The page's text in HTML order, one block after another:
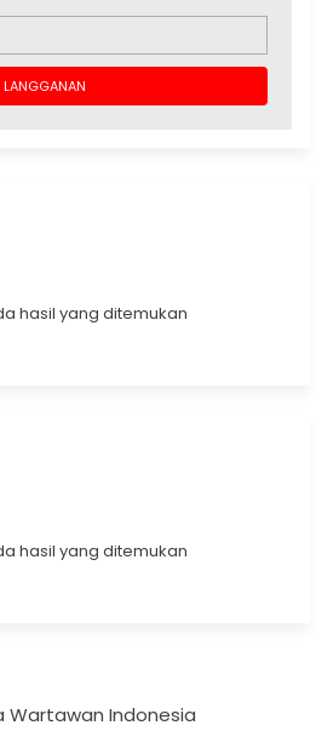
hasil yang ditemukan
hasil yang ditemukan
Wartawan Indonesia